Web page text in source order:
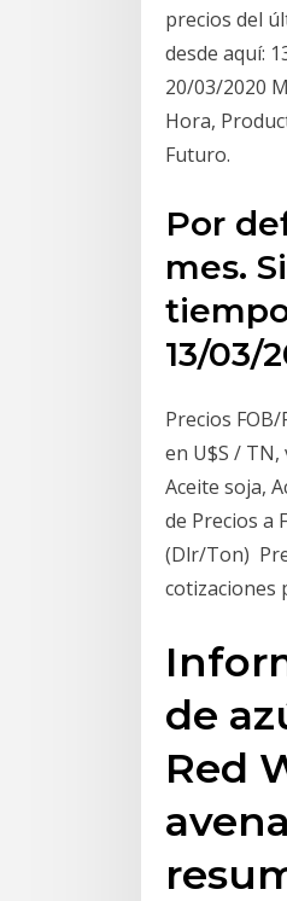
precios del
desde aquí:
20/03/2020
Hora,
Futuro.
Por
mes.
13/03/
Precios
en U$S /
Aceite soja,
de Precios a
(Dlr/Ton)
cotizaciones
de
Red